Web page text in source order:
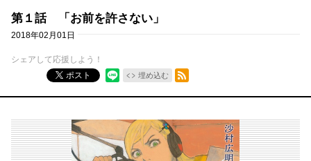
第１話 「お前を許さない」
2018年02月01日
シェアして応援しよう！
ポスト
埋め込む
RSSフィード